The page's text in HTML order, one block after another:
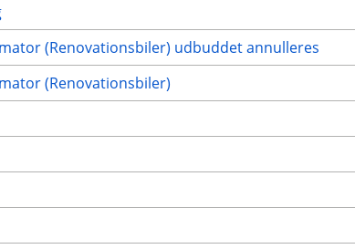
(Renovationsbiler) udbuddet annulleres
(Renovationsbiler)